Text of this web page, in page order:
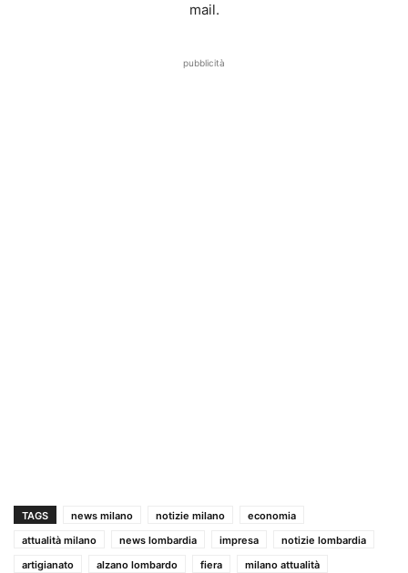
mail.
pubblicità
TAGS news milano notizie milano
economia
attualità milano
news lombardia impresa
notizie lombardia
artigianato
alzano lombardo fiera
milano attualità